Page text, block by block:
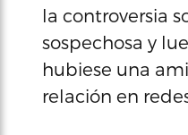
la controversia
sospechosa y
hubiese una
relación en